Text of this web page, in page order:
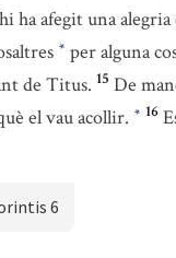
ha afegit una
* per alguna
de Titus. 15 De
el vau acollir. * 16
6